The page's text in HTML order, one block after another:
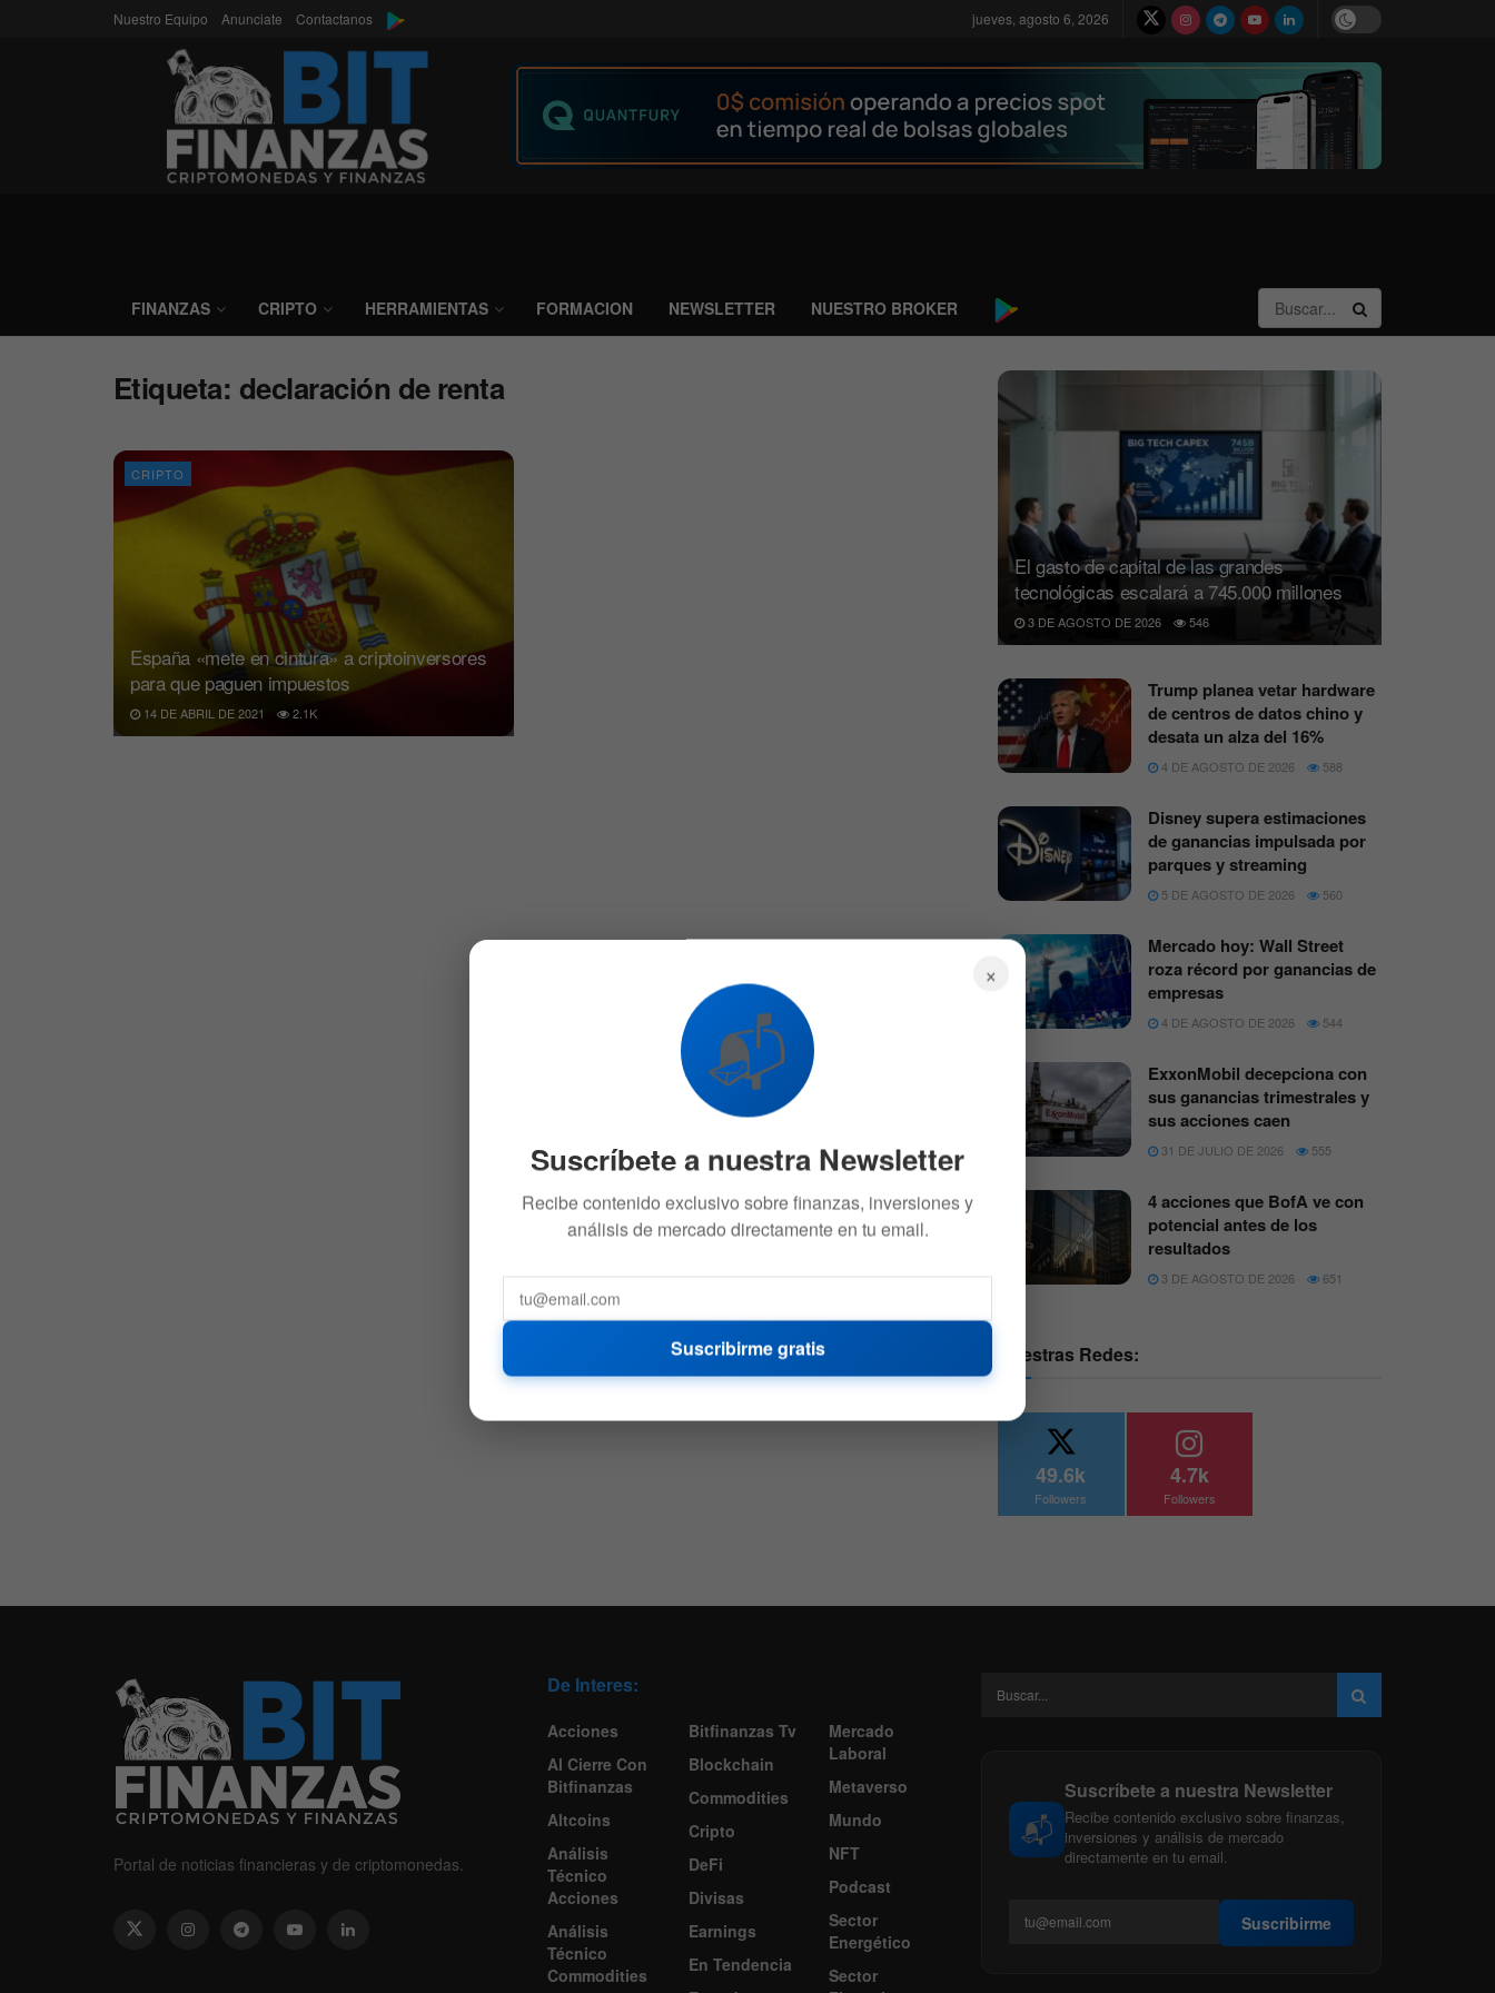
Nuestro Equipo Anunciate Contactanos jueves, agosto 6, 2026
FINANZAS CRIPTO HERRAMIENTAS FORMACION NEWSLETTER NUESTRO BROKER
Etiqueta: declaración de renta
CRIPTO
España «mete en cintura» a criptoinversores
para que paguen impuestos
14 DE ABRIL DE 2021 2.1K
El gasto de capital de las grandes
tecnológicas escalará a 745.000 millones
3 DE AGOSTO DE 2026 546
Trump planea vetar hardware
de centros de datos chino y
desata un alza del 16%
4 DE AGOSTO DE 2026 588
Disney supera estimaciones
de ganancias impulsada por
parques y streaming
5 DE AGOSTO DE 2026 560
Mercado hoy: Wall Street
roza récord por ganancias de
empresas
4 DE AGOSTO DE 2026 544
ExxonMobil decepciona con
sus ganancias trimestrales y
sus acciones caen
31 DE JULIO DE 2026 555
4 acciones que BofA ve con
potencial antes de los
resultados
3 DE AGOSTO DE 2026 651
Nuestras Redes:
49.6k
Followers
4.7k
Followers
Portal de noticias financieras y de criptomonedas.
De Interes:
Acciones
Al Cierre Con
Bitfinanzas
Altcoins
Análisis
Técnico
Acciones
Análisis
Técnico
Commodities
Bitfinanzas Tv
Blockchain
Commodities
Cripto
DeFi
Divisas
Earnings
En Tendencia
Mercado
Laboral
Metaverso
Mundo
NFT
Podcast
Sector
Energético
Sector
📬
Suscríbete a nuestra Newsletter
Recibe contenido exclusivo sobre finanzas,
inversiones y análisis de mercado
directamente en tu email.
Suscribirme
×
📬
Suscríbete a nuestra Newsletter
Recibe contenido exclusivo sobre finanzas, inversiones y
análisis de mercado directamente en tu email.
Suscribirme gratis